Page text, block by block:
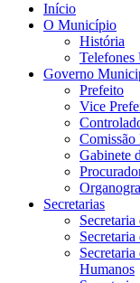
Início
O Município
História
Telefones
Governo
Prefeito
Vice
Comissão
Gabinete
Secretarias
Humanos